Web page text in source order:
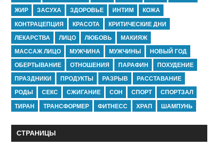
ЖИР
ЗАСУХА ЗДОРОВЬЕ ИНТИМ
КОЖА
КОНТРАЦЕПЦИЯ
КРАСОТА
КРИТИЧЕСКИЕ ДНИ
ЛЕКАРСТВА
ЛИЦО ЛЮБОВЬ
МАКИЯЖ
МАССАЖ ЛИЦО
МУЖЧИНА МУЖЧИНЫ
НОВЫЙ ГОД
ОБЕРТЫВАНИЕ
ОТНОШЕНИЯ ПАРАФИН
ПОХУДЕНИЕ
ПРАЗДНИКИ
ПРОДУКТЫ РАЗРЫВ
РАССТАВАНИЕ
РОДЫ
СЕКС СЖИГАНИЕ СОН СПОРТ
СПОРТЗАЛ
ТИРАН
ТРАНСФОРМЕР ФИТНЕСС ХРАП ШАМПУНЬ
СТРАНИЦЫ